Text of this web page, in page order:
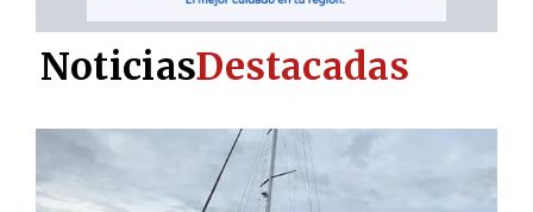
NoticiasDestacadas